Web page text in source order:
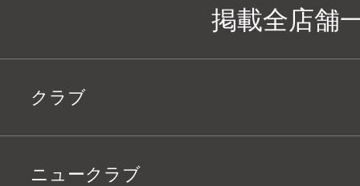
掲載全店舗
クラブ
ニュークラブ